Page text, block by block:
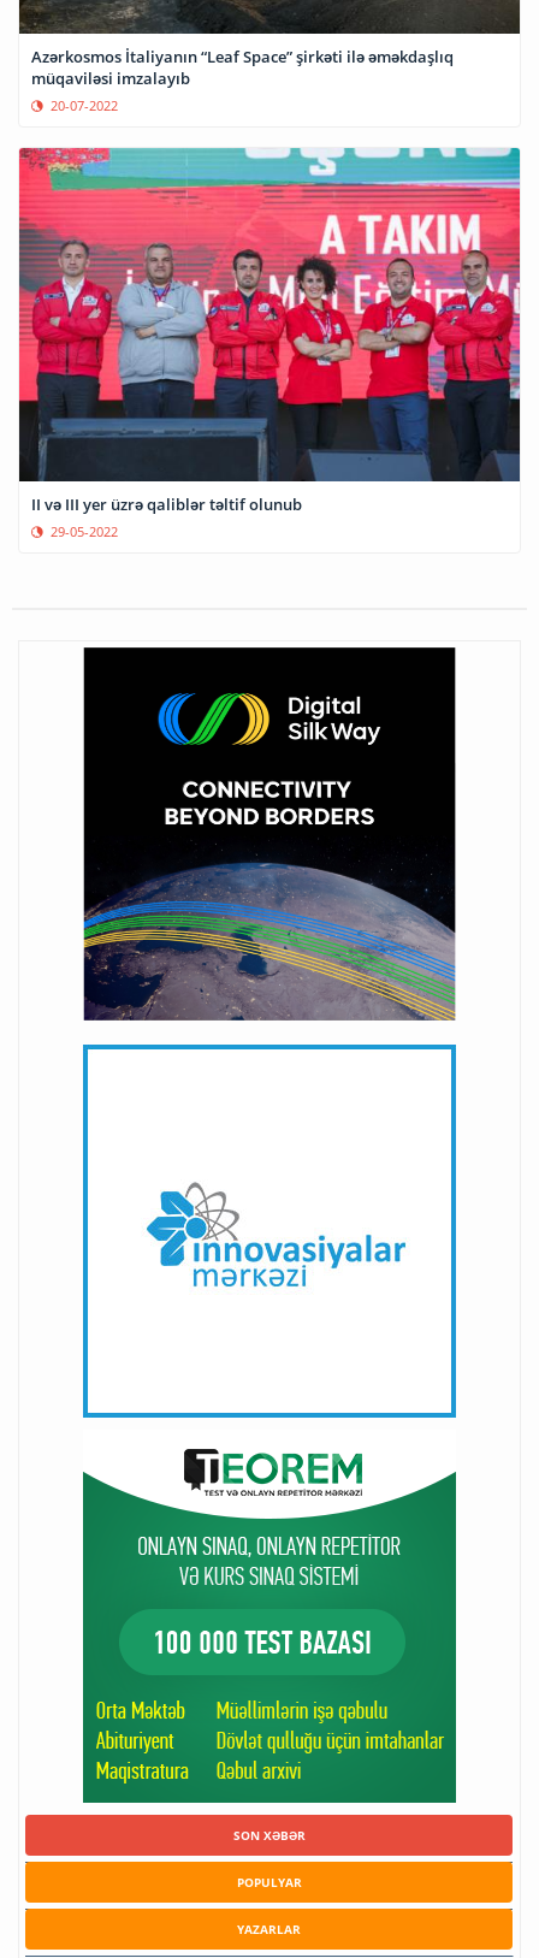
Azərkosmos İtaliyanın “Leaf Space” şirkəti ilə əməkdaşlıq
müqaviləsi imzalayıb
20-07-2022
II və III yer üzrə qaliblər təltif olunub
29-05-2022
SON XƏBƏR
POPULYAR
YAZARLAR